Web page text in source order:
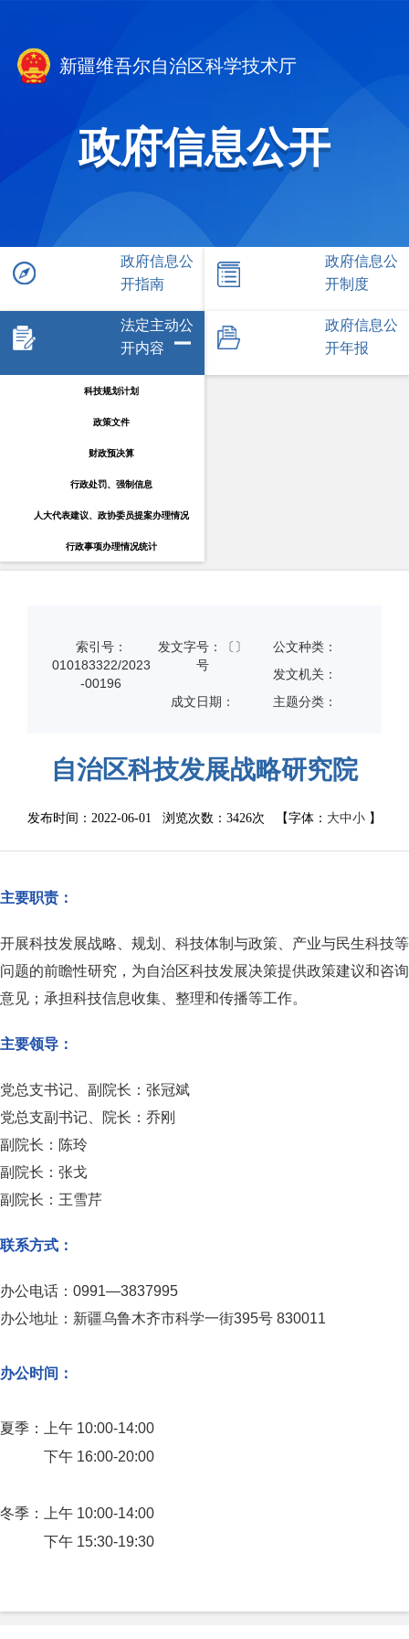
新疆维吾尔自治区科学技术厅
政府信息公开
政府信息公
开指南
政府信息公
开制度
法定主动公
开内容
科技规划计划
政策文件
财政预决算
行政处罚、强制信息
人大代表建议、政协委员提案办理情况
行政事项办理情况统计
政府信息公
开年报
索引号：
010183322/2023
-00196
发文字号：〔〕
号
公文种类：
发文机关：
成文日期：
主题分类：
自治区科技发展战略研究院
发布时间：2022-06-01 浏览次数： 3426次 【字体： 大中小 】
主要职责：
开展科技发展战略、规划、科技体制与政策、产业与民生科技等
问题的前瞻性研究，为自治区科技发展决策提供政策建议和咨询
意见；承担科技信息收集、整理和传播等工作。
主要领导：
党总支书记、 副 院长 ：张冠斌
党总支副 书记、院长：乔刚
副院长：陈玲
副院长：张戈
副院长：王雪芹
联系方式：
办公电话：0991—3837995
办公地址：新疆乌鲁木齐市科学一街395号 830011
办公时间：
夏季：上午 10:00-14:00
下午 16:00-20:00
冬季：上午 10:00-14:00
下午 15:30-19:30